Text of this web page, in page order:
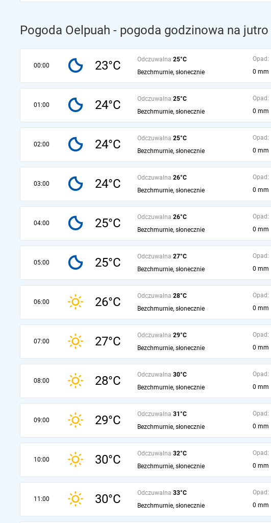
Pogoda Oelpuah - pogoda godzinowa na jutro
00:00 23°C Odczuwalna 25°C
Bezchmurnie, słonecznie
Opad:
0 mm
01:00 24°C Odczuwalna 25°C
Bezchmurnie, słonecznie
Opad:
0 mm
02:00 24°C Odczuwalna 25°C
Bezchmurnie, słonecznie
Opad:
0 mm
03:00 24°C Odczuwalna 26°C
Bezchmurnie, słonecznie
Opad:
0 mm
04:00 25°C Odczuwalna 26°C
Bezchmurnie, słonecznie
Opad:
0 mm
05:00 25°C Odczuwalna 27°C
Bezchmurnie, słonecznie
Opad:
0 mm
06:00 26°C Odczuwalna 28°C
Bezchmurnie, słonecznie
Opad:
0 mm
07:00 27°C Odczuwalna 29°C
Bezchmurnie, słonecznie
Opad:
0 mm
08:00 28°C Odczuwalna 30°C
Bezchmurnie, słonecznie
Opad:
0 mm
09:00 29°C Odczuwalna 31°C
Bezchmurnie, słonecznie
Opad:
0 mm
10:00 30°C Odczuwalna 32°C
Bezchmurnie, słonecznie
Opad:
0 mm
11:00 30°C Odczuwalna 33°C
Bezchmurnie, słonecznie
Opad:
0 mm